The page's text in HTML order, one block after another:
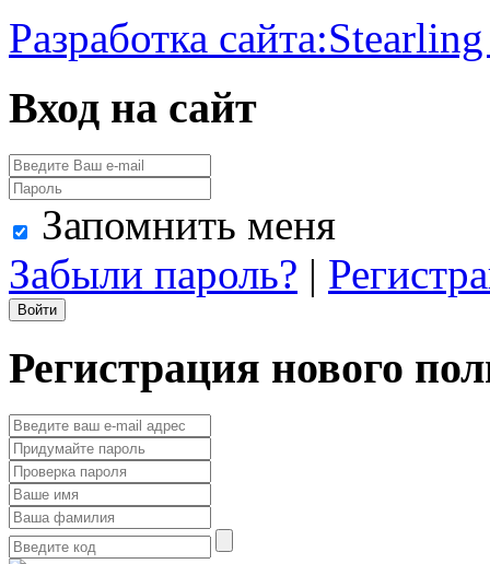
Разработка сайта:
Вход на сайт
Запомнить меня
Забыли пароль? |
Регистрация нового